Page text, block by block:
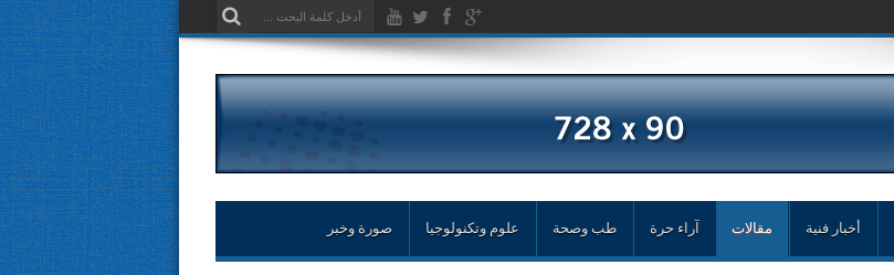
أخبار فنية مقالات آراء حرة طب وصحة علوم وتكنولوجيا صورة وخبر